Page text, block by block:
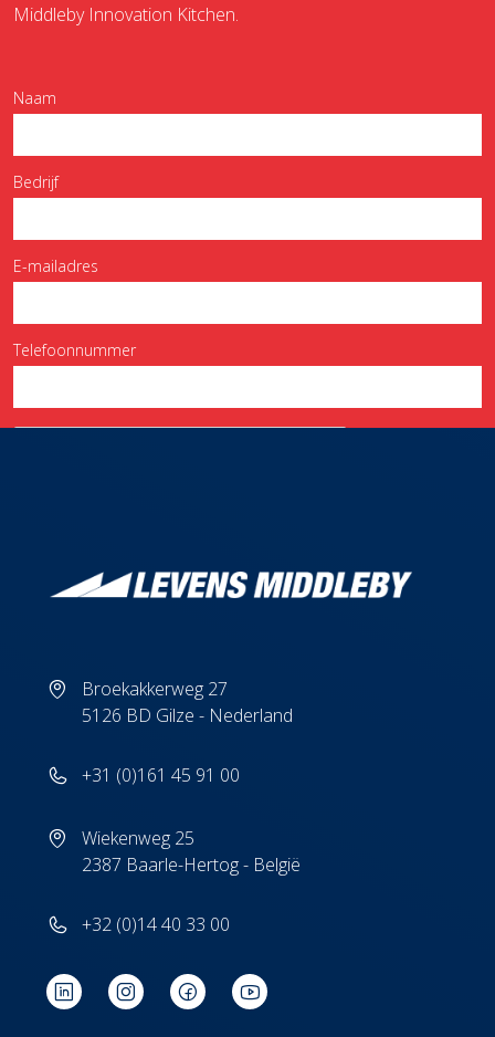
Middleby Innovation Kitchen.
Naam
Bedrijf
Gelieve dit veld leeg te laten.
E-mailadres
Telefoonnummer
Broekakkerweg 27
5126 BD Gilze - Nederland
+31 (0)161 45 91 00
Wiekenweg 25
2387 Baarle-Hertog - België
+32 (0)14 40 33 00